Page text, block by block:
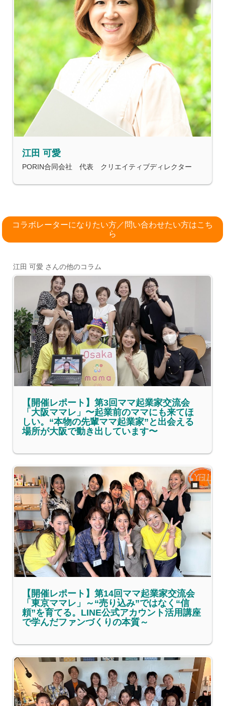
江田 可愛
PORIN合同会社 代表 クリエイティブディレクター
コラボレーターになりたい方／問い合わせたい方はこち
ら
江田 可愛 さんの他のコラム
【開催レポート】第3回ママ起業家交流会
「大阪ママレ」〜起業前のママにも来てほ
しい。“本物の先輩ママ起業家”と出会える
場所が大阪で動き出しています〜
【開催レポート】第14回ママ起業家交流会
「東京ママレ」～“売り込み”ではなく“信
頼”を育てる。LINE公式アカウント活用講座
で学んだファンづくりの本質～